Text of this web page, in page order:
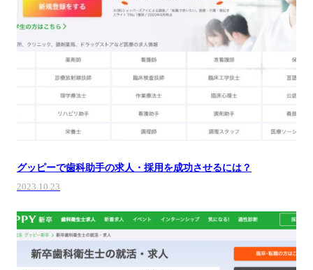
グッピーで歯科助手の求人・採用を成功させるには？
2023.10.23